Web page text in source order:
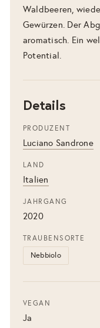
Waldbeeren,
Gewürzen. Der
aromatisch. Ein
Potential.
Details
PRODUZENT
Luciano Sandrone
LAND
Italien
JAHRGANG
2020
TRAUBENSORTE
Nebbiolo
VEGAN
Ja